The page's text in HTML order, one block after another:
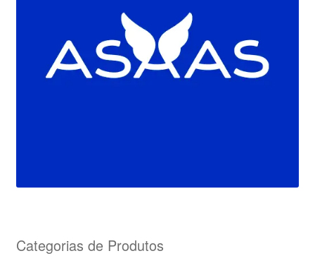
Categorias de Produtos